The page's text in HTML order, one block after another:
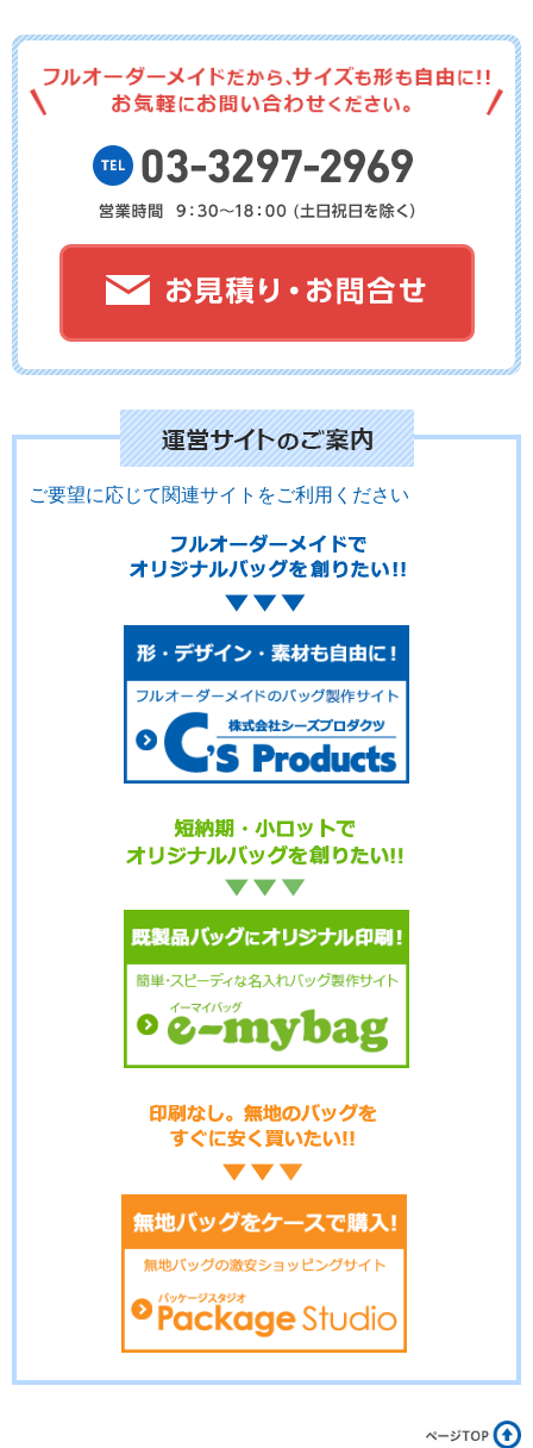
No.20-028 No.20-027 No.20-026
No.20-021 No.20-020 No.20-019
No.20-014 No.20-013
No.20-011 No.20-010
No.20-007
No.20-004 No.20-003
ご要望に応じて関連サイトをご利用ください